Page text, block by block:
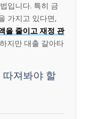
입니다. 특히 금
가지고 있다면,
을 줄이고 재정 관
지만 대출 갈아타
져봐야 할